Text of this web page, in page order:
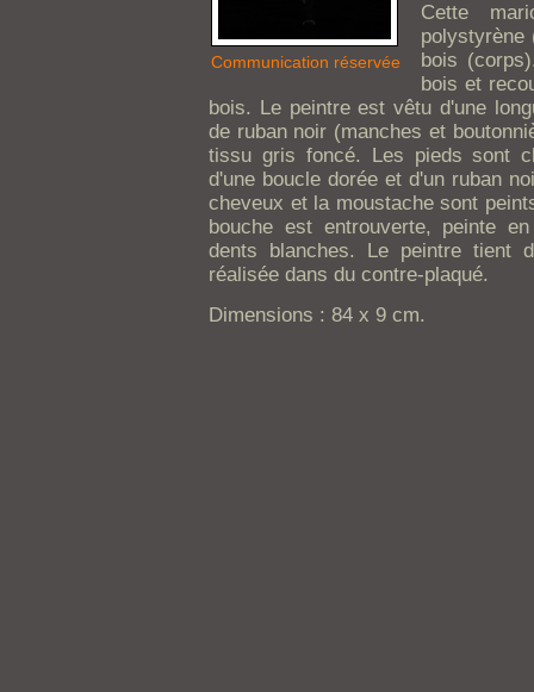
Communication réservée
Cette
polystyrène
bois
bois et
bois. Le peintre est vêtu d'une
de ruban noir (manches et
tissu gris foncé. Les pieds sont
d'une boucle dorée et d'un ruban
cheveux et la moustache sont
bouche est entrouverte, peinte
dents blanches. Le peintre tient
réalisée dans du contre-plaqué.
Dimensions : 84 x 9 cm.